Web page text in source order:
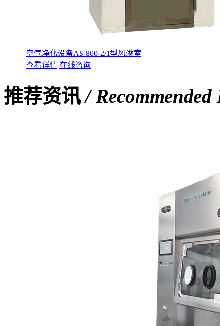
空气净化设备AS-800-2/1型风淋室
查看详情 在线咨询
推荐资讯/ Recommended